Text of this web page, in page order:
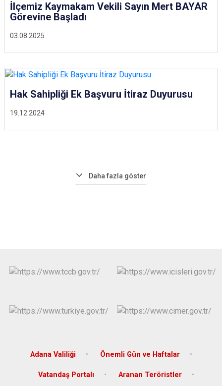
03.08.2025
İlçemiz Kaymakam Vekili Sayın Mert BAYAR
Görevine Başladı
19.12.2024
Hak Sahipliği Ek Başvuru İtiraz Duyurusu
Daha fazla göster
Adana Valiliği Önemli Gün ve Haftalar
Vatandaş Portalı Aranan Teröristler